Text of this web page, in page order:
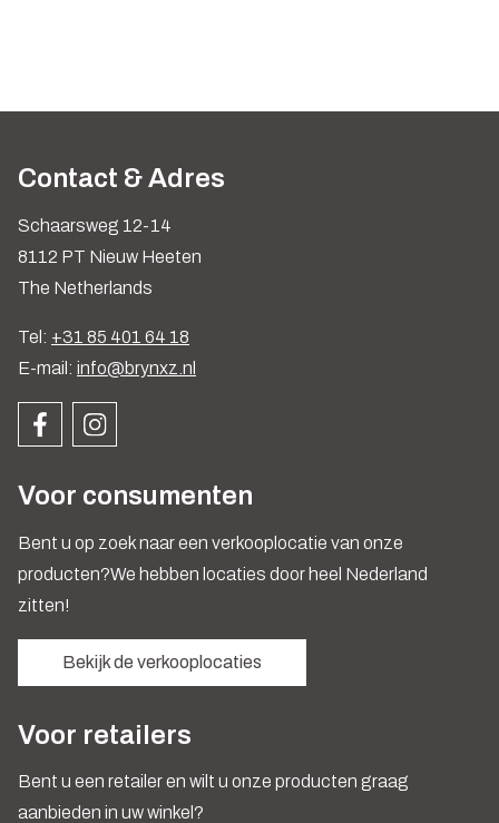
Contact & Adres
Schaarsweg 12-14
8112 PT Nieuw Heeten
The Netherlands
Tel: +31 85 401 64 18
E-mail: info@brynxz.nl
Voor consumenten
Bent u op zoek naar een verkooplocatie van onze
producten?We hebben locaties door heel Nederland
zitten!
Bekijk de verkooplocaties
Voor retailers
Bent u een retailer en wilt u onze producten graag
aanbieden in uw winkel?